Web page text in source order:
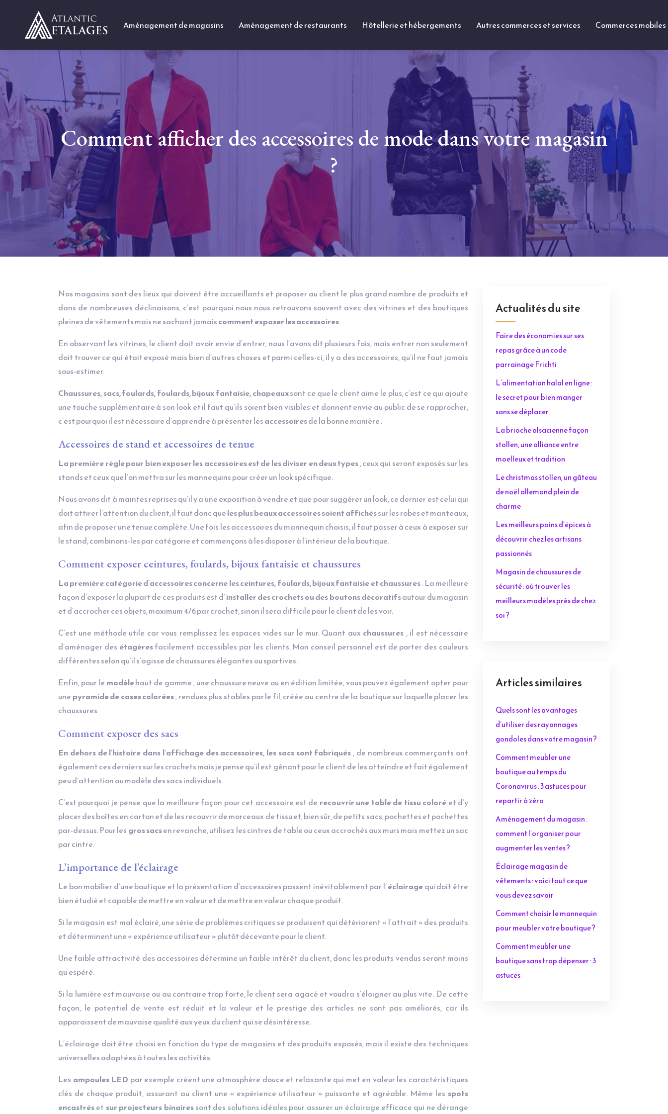
Aménagement de magasins Aménagement de restaurants Hôtellerie et hébergements Autres commerces et services Commerces mobiles
Comment afficher des accessoires de mode dans votre magasin
?
Nos magasins sont des lieux qui doivent être accueillants et proposer au client le plus grand nombre de produits et
dans de nombreuses déclinaisons, c’est pourquoi nous nous retrouvons souvent avec des vitrines et des boutiques
pleines de vêtements mais ne sachant jamaiscomment exposer les accessoires.
En observant les vitrines, le client doit avoir envie d’entrer, nous l’avons dit plusieurs fois, mais entrer non seulement
doit trouver ce qui était exposé mais bien d’autres choses et parmi celles-ci, il y a des accessoires, qu’il ne faut jamais
sous-estimer.
Chaussures, sacs, foulards, foulards, bijoux fantaisie, chapeauxsont ce que le client aime le plus, c’est ce qui ajoute
une touche supplémentaire à son look et il faut qu’ils soient bien visibles et donnent envie au public de se rapprocher,
c’est pourquoi il est nécessaire d’apprendre à présenter lesaccessoiresde la bonne manière .
Accessoires de stand et accessoires de tenue
La première règle pour bien exposer les accessoires est de les diviser en deux types, ceux qui seront exposés sur les
stands et ceux que l’on mettra sur lesmannequinspour créer un look spécifique.
Nous avons dit à maintes reprises qu’il y a une exposition à vendre et que pour suggérer un look, ce dernier est celui qui
doit attirer l’attention du client, il faut donc queles plus beaux accessoires soient affichéssur les robes et manteaux,
afin de proposer une tenue complète. Une fois les accessoires du mannequin choisis, il faut passer à ceux à exposer sur
le stand, combinons-les par catégorie et commençons à les disposer à l’intérieur de la boutique.
Comment exposer ceintures, foulards, bijoux fantaisie et chaussures
La première catégorie d’accessoires concerne les ceintures, foulards, bijoux fantaisie et chaussures. La meilleure
façon d’exposer la plupart de ces produits est d’installer des crochets ou des boutons décoratifsautour du magasin
et d’accrocher ces objets, maximum 4/6 par crochet, sinon il sera difficile pour le client de les voir.
C’est une méthode utile car vous remplissez les espaces vides sur le mur. Quant aux chaussures , il est nécessaire
d’aménager des étagèresfacilement accessibles par les clients. Mon conseil personnel est de porter des couleurs
différentes selon qu’il s’agisse de chaussures élégantes ou sportives.
Enfin, pour le modèlehaut de gamme , une chaussure neuve ou en édition limitée, vous pouvez également opter pour
une pyramide de cases colorées, rendues plus stables par le fil, créée au centre de la boutique sur laquelle placer les
chaussures.
Comment exposer des sacs
En dehors de l’histoire dans l’affichage des accessoires, les sacs sont fabriqués, de nombreux commerçants ont
également ces derniers sur les crochets mais je pense qu’il est gênant pour le client de les atteindre et fait également
peu d’attention au modèle des sacs individuels.
C’est pourquoi je pense que la meilleure façon pour cet accessoire est de recouvrir une table de tissu coloré et d’y
placer des boîtes en carton et de les recouvrir de morceaux de tissu et, bien sûr, de petits sacs, pochettes et pochettes
par-dessus. Pour les gros sacsen revanche, utilisez les cintres de table ou ceux accrochés aux murs mais mettez un sac
par cintre.
L’importance de l’éclairage
Le bon mobilier d’une boutique et la présentation d’accessoires passent inévitablement par l’éclairagequi doit être
bien étudié et capable de mettre en valeur et de mettre en valeur chaque produit.
Si le magasin est mal éclairé, une série de problèmes critiques se produisent qui détériorent « l’attrait » des produits
et déterminent une « expérience utilisateur » plutôt décevante pour le client.
Une faible attractivité des accessoires détermine un faible intérêt du client, donc les produits vendus seront moins
qu’espéré.
Si la lumière est mauvaise ou au contraire trop forte, le client sera agacé et voudra s’éloigner au plus vite. De cette
façon, le potentiel de vente est réduit et la valeur et le prestige des articles ne sont pas améliorés, car ils
apparaissent de mauvaise qualité aux yeux du client qui se désintéresse.
L’éclairage doit être choisi en fonction du type de magasins et des produits exposés, mais il existe des techniques
universelles adaptées à toutes les activités.
Les ampoules LED par exemple créent une atmosphère douce et relaxante qui met en valeur les caractéristiques
clés de chaque produit, assurant au client une « expérience utilisateur » puissante et agréable. Même les spots
encastréset sur projecteurs binairessont des solutions idéales pour assurer un éclairage efficace qui ne dérange
Actualités du site
Faire des économies sur ses
repas grâce à un code
parrainage Frichti
L’alimentation halal en ligne :
le secret pour bien manger
sans se déplacer
La brioche alsacienne façon
stollen, une alliance entre
moelleux et tradition
Le christmas stollen, un gâteau
de noël allemand plein de
charme
Les meilleurs pains d’épices à
découvrir chez les artisans
passionnés
Magasin de chaussures de
sécurité : où trouver les
meilleurs modèles près de chez
soi ?
Articles similaires
Quels sont les avantages
d’utiliser des rayonnages
gondoles dans votre magasin ?
Comment meubler une
boutique au temps du
Coronavirus : 3 astuces pour
repartir à zéro
Aménagement du magasin :
comment l’organiser pour
augmenter les ventes ?
Éclairage magasin de
vêtements : voici tout ce que
vous devez savoir
Comment choisir le mannequin
pour meubler votre boutique ?
Comment meubler une
boutique sans trop dépenser : 3
astuces